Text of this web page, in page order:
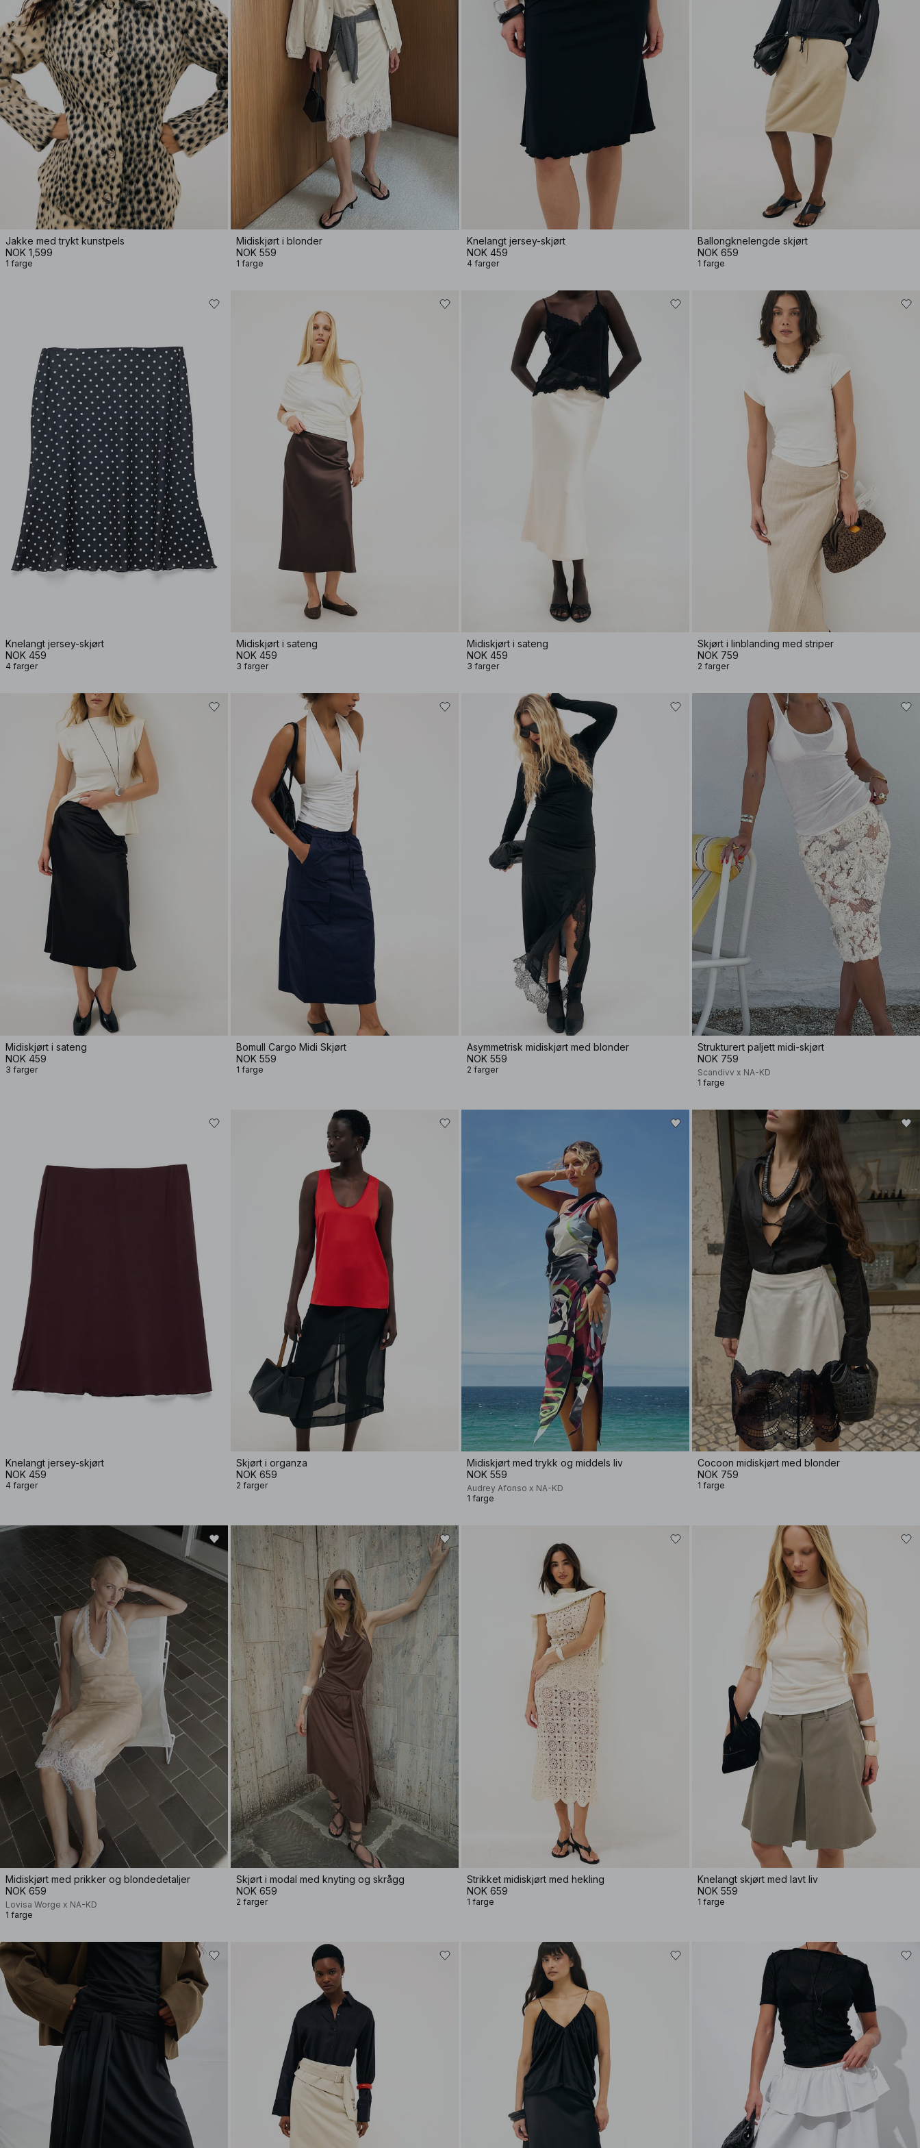
Jakke med trykt kunstpels
NOK 1,599
1 farge
Midiskjørt i blonder
NOK 559
1 farge
Knelangt jersey-skjørt
NOK 459
4 farger
Ballongknelengde skjørt
NOK 659
1 farge
Knelangt jersey-skjørt
NOK 459
4 farger
Midiskjørt i sateng
NOK 459
3 farger
Midiskjørt i sateng
NOK 459
3 farger
Skjørt i linblanding med striper
NOK 759
2 farger
Midiskjørt i sateng
NOK 459
3 farger
Bomull Cargo Midi Skjørt
NOK 559
1 farge
Asymmetrisk midiskjørt med blonder
NOK 559
2 farger
Strukturert paljett midi-skjørt
NOK 759
Scandivv x NA-KD
1 farge
Knelangt jersey-skjørt
NOK 459
4 farger
Skjørt i organza
NOK 659
2 farger
Midiskjørt med trykk og middels liv
NOK 559
Audrey Afonso x NA-KD
1 farge
Cocoon midiskjørt med blonder
NOK 759
1 farge
Midiskjørt med prikker og blondedetaljer
NOK 659
Lovisa Worge x NA-KD
1 farge
Skjørt i modal med knyting og skrågg
NOK 659
2 farger
Strikket midiskjørt med hekling
NOK 659
1 farge
Knelangt skjørt med lavt liv
NOK 559
1 farge